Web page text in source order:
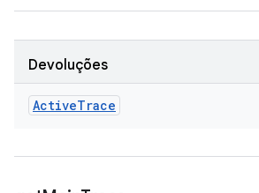
Devoluções
ActiveTrace